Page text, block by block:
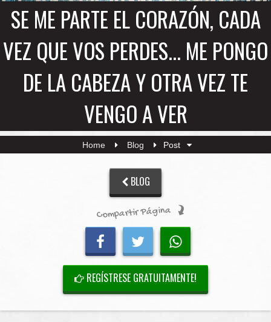
SE ME PARTE EL CORAZÓN, CADA
VEZ QUE VOS PERDES... ME PONGO
DE LA CABEZA Y OTRA VEZ TE
VENGO A VER
Home Blog Post
BLOG
Compartir Página
REGÍSTRESE GRATUITAMENTE!